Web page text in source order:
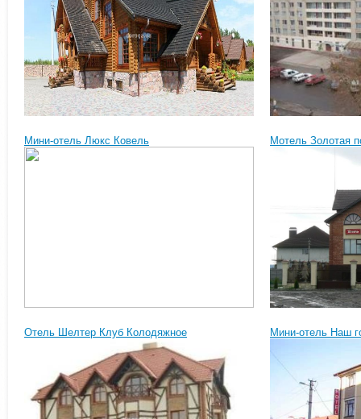
Мини-отель Люкс Ковель Мотель Золотая
Отель Шелтер Клуб Колодяжное Мини-отель Наш